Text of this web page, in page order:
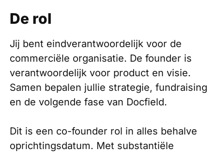
De rol
Jij bent eindverantwoordelijk voor de
commerciële organisatie. De founder is
verantwoordelijk voor product en visie.
Samen bepalen jullie strategie, fundraising
en de volgende fase van Docfield.
Dit is een co-founder rol in alles behalve
oprichtingsdatum. Met substantiële